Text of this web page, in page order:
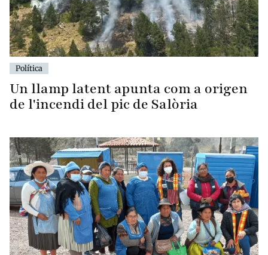
Política
Un llamp latent apunta com a origen
de l'incendi del pic de Salòria